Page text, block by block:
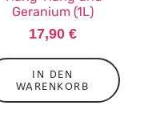
Geranium (1L)
17,90 €
IN DEN
WARENKORB